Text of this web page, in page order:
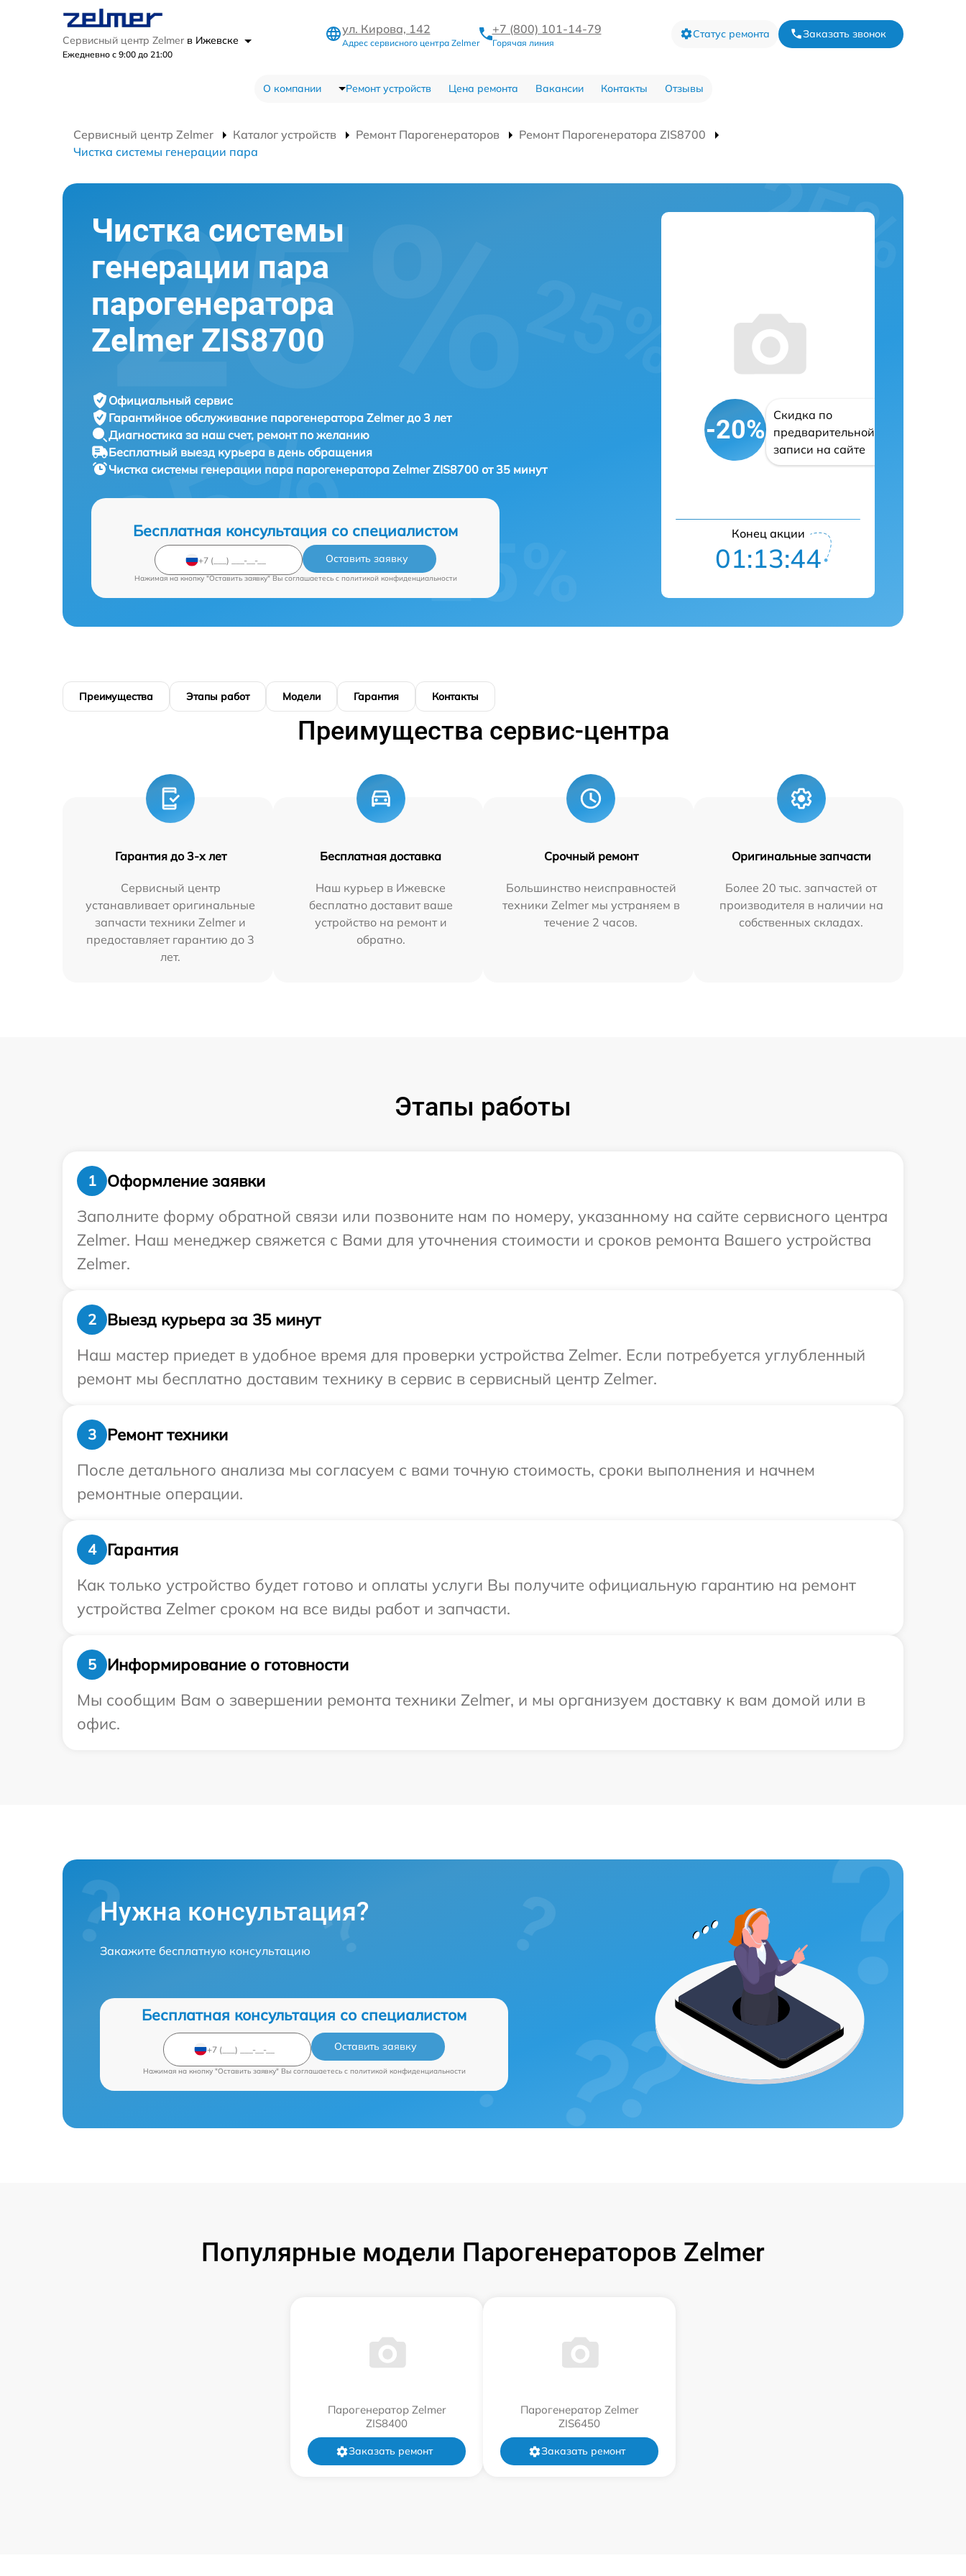
Сервисный центр Zelmer в Ижевске
Ежедневно с 9:00 до 21:00
ул. Кирова, 142
Адрес сервисного центра Zelmer
+7 (800) 101-14-79
Горячая линия
Статус ремонта Заказать звонок
О компании Ремонт устройств Цена ремонта Вакансии Контакты Отзывы
Сервисный центр Zelmer Каталог устройств Ремонт Парогенераторов
Ремонт Парогенератора ZIS8700
Чистка системы генерации пара
Чистка системы
генерации пара
парогенератора
Zelmer ZIS8700
Официальный сервис
Гарантийное обслуживание парогенератора Zelmer до 3 лет
Диагностика за наш счет, ремонт по желанию
Бесплатный выезд курьера в день обращения
Чистка системы генерации пара парогенератора Zelmer ZIS8700 от 35 минут
Бесплатная консультация со специалистом
Оставить заявку
Нажимая на кнопку "Оставить заявку" Вы соглашаетесь c политикой конфиденциальности
-20%
Скидка по
предварительной
записи на сайте
Конец акции
01:13:43
Преимущества Этапы работ Модели Гарантия Контакты
Преимущества сервис-центра
Гарантия до 3-х лет
Сервисный центр
устанавливает оригинальные
запчасти техники Zelmer и
предоставляет гарантию до 3
лет.
Бесплатная доставка
Наш курьер в Ижевске
бесплатно доставит ваше
устройство на ремонт и
обратно.
Срочный ремонт
Большинство неисправностей
техники Zelmer мы устраняем в
течение 2 часов.
Оригинальные запчасти
Более 20 тыс. запчастей от
производителя в наличии на
собственных складах.
Этапы работы
1
Оформление заявки
Заполните форму обратной связи или позвоните нам по номеру, указанному на сайте сервисного центра
Zelmer. Наш менеджер свяжется с Вами для уточнения стоимости и сроков ремонта Вашего устройства
Zelmer.
2
Выезд курьера за 35 минут
Наш мастер приедет в удобное время для проверки устройства Zelmer. Если потребуется углубленный
ремонт мы бесплатно доставим технику в сервис в сервисный центр Zelmer.
3
Ремонт техники
После детального анализа мы согласуем с вами точную стоимость, сроки выполнения и начнем
ремонтные операции.
4
Гарантия
Как только устройство будет готово и оплаты услуги Вы получите официальную гарантию на ремонт
устройства Zelmer сроком на все виды работ и запчасти.
5
Информирование о готовности
Мы сообщим Вам о завершении ремонта техники Zelmer, и мы организуем доставку к вам домой или в
офис.
Нужна консультация?
Закажите бесплатную консультацию
Бесплатная консультация со специалистом
Оставить заявку
Нажимая на кнопку "Оставить заявку" Вы соглашаетесь c политикой конфиденциальности
Популярные модели Парогенераторов Zelmer
Парогенератор Zelmer
ZIS8400
Заказать ремонт
Парогенератор Zelmer
ZIS6450
Заказать ремонт